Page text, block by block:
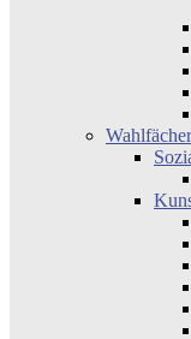
Wahlfächer